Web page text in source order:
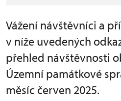
Vážení návštěvníci a
v níže uvedených
přehled návštěvnosti
Územní památkové
měsíc červen 2025.